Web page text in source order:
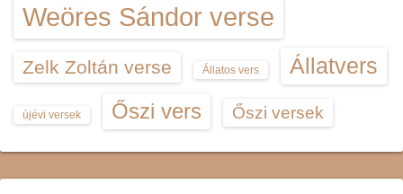
Weöres Sándor verse
Zelk Zoltán verse Állatos vers Állatvers
újévi versek Őszi vers Őszi versek